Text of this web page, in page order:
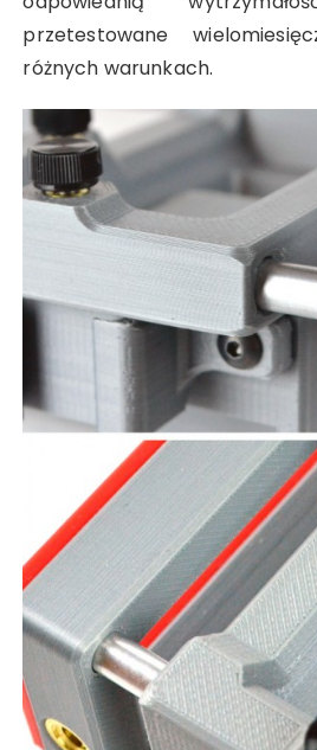
przetestowane
różnych warunkach.